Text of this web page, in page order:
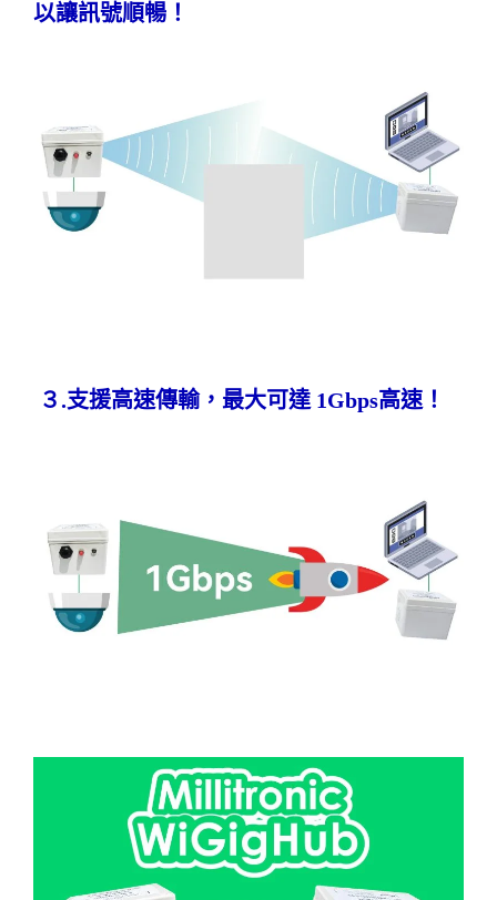
以讓訊號順暢！
３.支援高速傳輸，最大可達 1Gbps高速！